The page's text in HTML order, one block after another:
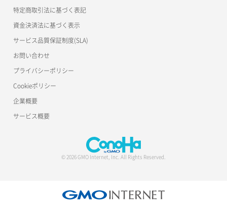
特定商取引法に基づく表記
資金決済法に基づく表示
サービス品質保証制度(SLA)
お問い合わせ
プライバシーポリシー
Cookieポリシー
企業概要
サービス概要
© 2026 GMO Internet, Inc. All Rights Reserved.